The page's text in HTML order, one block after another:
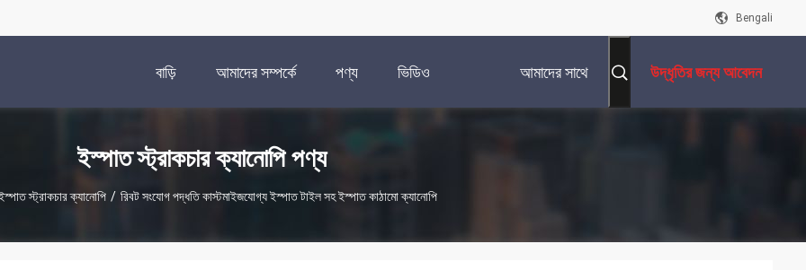
Bengali
বাড়ি আমাদের সম্পর্কে পণ্য ভিডিও আমাদের সাথে উদ্ধৃতির জন্য আবেদন
ইস্পাত স্ট্রাকচার ক্যানোপি পণ্য
স্ট্রাকচার ক্যানোপি / রিবট সংযোগ পদ্ধতি কাস্টমাইজযোগ্য ইস্পাত টাইল সহ ইস্পাত কাঠামো ক্যানোপি